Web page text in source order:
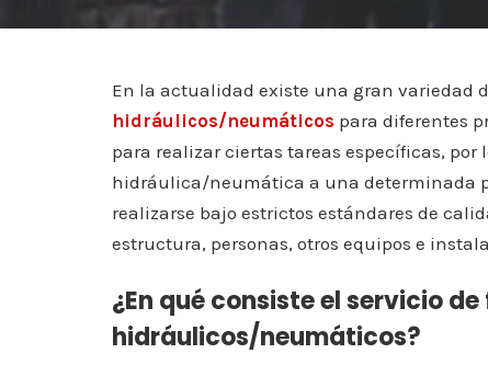
En la actualidad existe una gran variedad
hidráulicos/neumáticos para diferentes
para realizar ciertas tareas específicas,
hidráulica/neumática a una determinada
realizarse bajo estrictos estándares de
estructura, personas, otros equipos e
¿En qué consiste el servicio
hidráulicos/neumáticos?